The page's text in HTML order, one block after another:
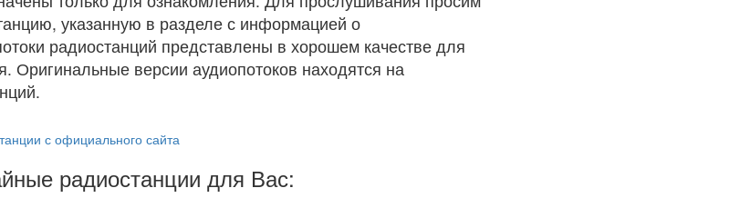
указанную в разделе с информацией о
радиостанций представлены в хорошем качестве для
Оригинальные версии аудиопотоков находятся на
с официального сайта
радиостанции для Вас: